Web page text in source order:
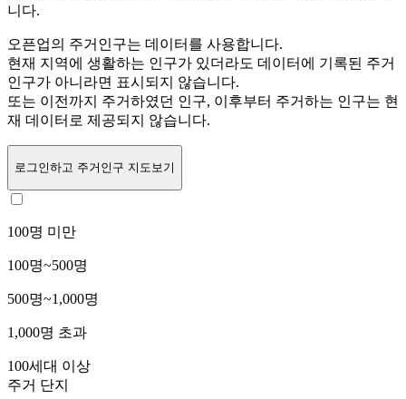
니다.
오픈업의 주거인구는 데이터를 사용합니다.
현재 지역에 생활하는 인구가 있더라도 데이터에 기록된 주거
인구가 아니라면 표시되지 않습니다.
또는 이전까지 주거하였던 인구, 이후부터 주거하는 인구는 현
재 데이터로 제공되지 않습니다.
로그인하고 주거인구 지도보기
100명 미만
100명~500명
500명~1,000명
1,000명 초과
100세대 이상
주거 단지